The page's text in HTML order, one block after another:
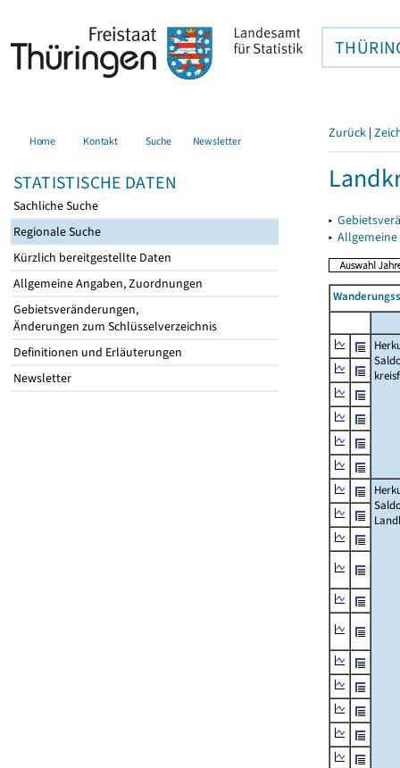
Home Kontakt Suche Newsletter
STATISTISCHE DATEN
Sachliche Suche
Regionale Suche
Kürzlich bereitgestellte Daten
Allgemeine Angaben, Zuordnungen
Gebietsveränderungen,
Änderungen zum Schlüsselverzeichnis
Definitionen und Erläuterungen
Newsletter
Zurück |
▸
▸